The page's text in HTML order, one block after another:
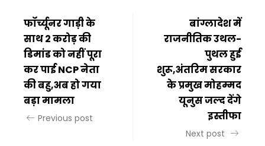
फॉर्च्यूनर गाड़ी के
साथ 2 करोड़ की
डिमांड को नहीं पूरा
कर पाई NCP नेता
की बहु,अब हो गया
बड़ा मामला
Previous post
बांग्लादेश में
राजनीतिक उथल-
पुथल हुई
शुरू,अंतरिम सरकार
के प्रमुख मोहम्मद
यूनुस जल्द देंगे
इस्तीफा
Next post